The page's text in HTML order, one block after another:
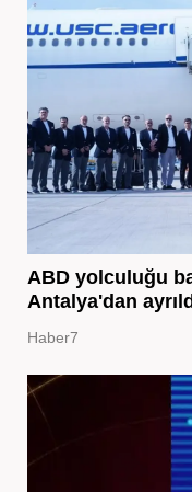
ABD yolculuğu
Antalya'dan
Haber7